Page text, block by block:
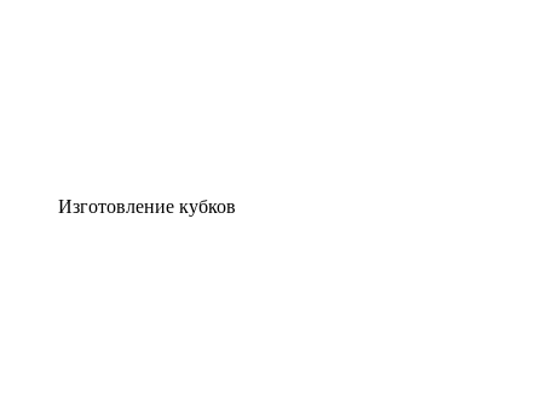
Изготовление кубков